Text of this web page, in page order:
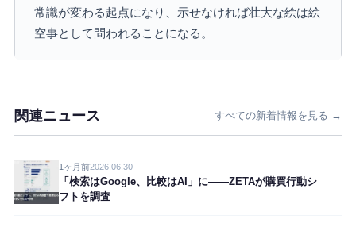
常識が変わる起点になり、示せなければ壮大な絵は絵
空事として問われることになる。
関連ニュース すべての新着情報を見る →
1ヶ月前2026.06.30
「検索はGoogle、比較はAI」に——ZETAが購買行動シ
フトを調査